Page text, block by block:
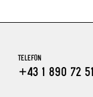
TELEFON
+43 1 890 72